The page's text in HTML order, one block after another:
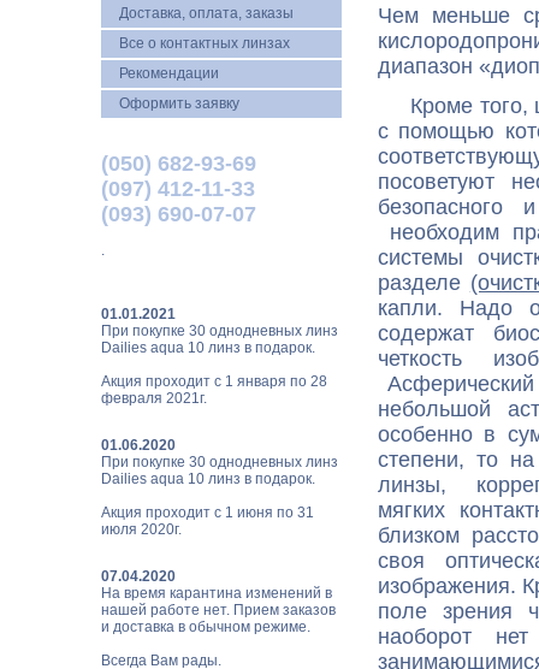
Доставка, оплата, заказы
Все о контактных линзах
Рекомендации
Оформить заявку
(050) 682-93-69
(097) 412-11-33
(093) 690-07-07
.
01.01.2021
При покупке 30 однодневных линз
Dailies aqua 10 линз в подарок.
Акция проходит с 1 января по 28
февраля 2021г.
01.06.2020
При покупке 30 однодневных линз
Dailies aqua 10 линз в подарок.
Акция проходит с 1 июня по 31
июля 2020г.
07.04.2020
На время карантина изменений в
нашей работе нет. Прием заказов
и доставка в обычном режиме.
Всегда Вам рады.
Чем меньше
диапазон
Кроме того,
с помощью
посоветуют
безопасного
необходим
системы
разделе
капли. Надо
содержат
четкость
небольшой
особенно в
степени, то
линзы,
мягких
близком
своя
изображения.
поле зрения
наоборот нет